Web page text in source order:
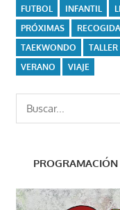
FUTBOL INFANTIL
PRÓXIMAS
RECOGIDA
TAEKWONDO
TALLER
VERANO
VIAJE
Buscar: